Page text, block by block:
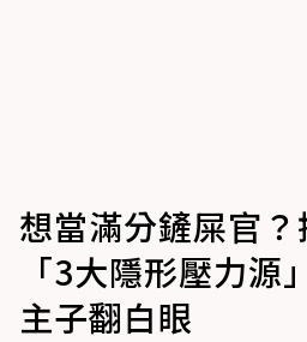
想當滿分鏟屎官
「3大隱形壓力源
主子翻白眼